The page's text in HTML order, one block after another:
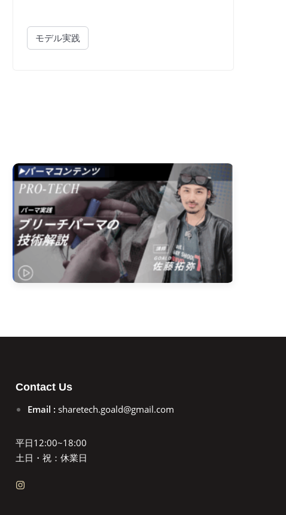
モデル実践
Contact Us
Email : sharetech.goald@gmail.com
平日12:00~18:00
土日・祝：休業日